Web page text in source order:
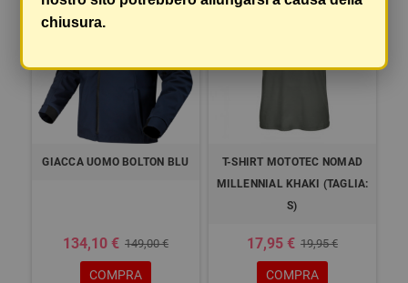
GIACCA UOMO BOLTON BLU
134,10 € 149,00 €
COMPRA
T-SHIRT MOTOTEC NOMAD
MILLENNIAL KHAKI (TAGLIA:
S)
17,95 € 19,95 €
COMPRA
chiusura.